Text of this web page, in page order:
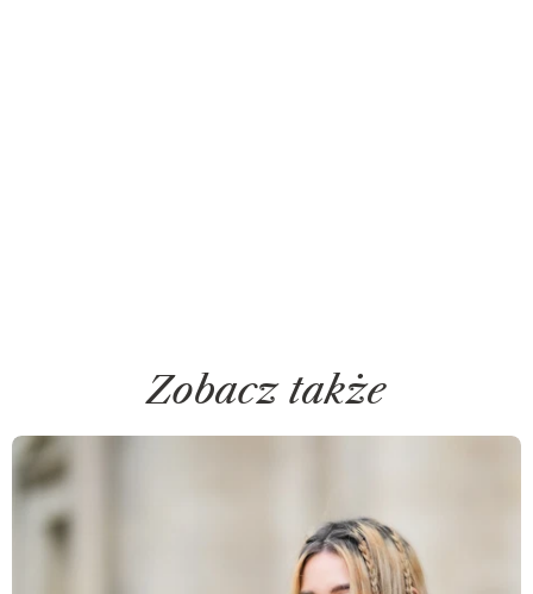
Zobacz także